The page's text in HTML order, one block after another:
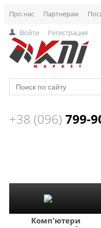
Про нас Партнерам
Войти Регистрация
+38 (096) 799-
Комп'ютери